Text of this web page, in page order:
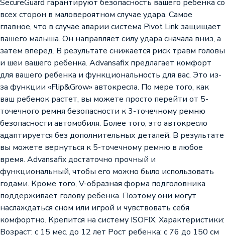
SecureGuard гарантируют безопасность вашего ребенка со
всех сторон в маловероятном случае удара. Самое
главное, что в случае аварии система Pivot Link защищает
вашего малыша. Он направляет силу удара сначала вниз, а
затем вперед. В результате снижается риск травм головы
и шеи вашего ребенка. Advansafix предлагает комфорт
для вашего ребенка и функциональность для вас. Это из-
за функции «Flip&Grow» автокресла. По мере того, как
ваш ребенок растет, вы можете просто перейти от 5-
точечного ремня безопасности к 3-точечному ремню
безопасности автомобиля. Более того, это автокресло
адаптируется без дополнительных деталей. В результате
вы можете вернуться к 5-точечному ремню в любое
время. Advansafix достаточно прочный и
функциональный, чтобы его можно было использовать
годами. Кроме того, V-образная форма подголовника
поддерживает голову ребенка. Поэтому они могут
наслаждаться сном или игрой и чувствовать себя
комфортно. Крепится на систему ISOFIX. Характеристики:
Возраст: с 15 мес. до 12 лет Рост ребенка: с 76 до 150 см